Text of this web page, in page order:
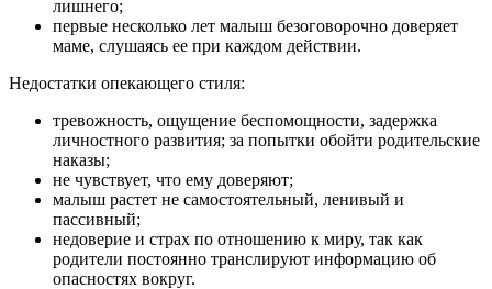
лишнего;
первые несколько лет малыш безоговорочно доверяет
маме, слушаясь ее при каждом действии.
Недостатки опекающего стиля:
тревожность, ощущение беспомощности, задержка
личностного развития; за попытки обойти родительские
наказы;
не чувствует, что ему доверяют;
малыш растет не самостоятельный, ленивый и
пассивный;
недоверие и страх по отношению к миру, так как
родители постоянно транслируют информацию об
опасностях вокруг.